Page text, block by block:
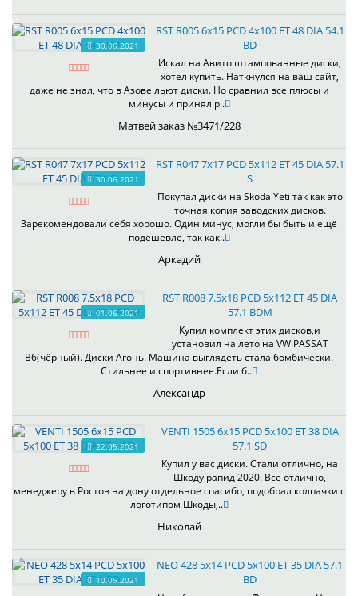
30.06.2021
RST R005 6x15 PCD 4x100 ET 48 DIA 54.1
BD
Искал на Авито штампованные диски,
хотел купить. Наткнулся на ваш сайт,
даже не знал, что в Азове льют диски. Но сравнил все плюсы и
минусы и принял р..
Матвей заказ №3471/228
30.06.2021
RST R047 7x17 PCD 5x112 ET 45 DIA 57.1
S
Покупал диски на Skoda Yeti так как это
точная копия заводских дисков.
Зарекомендовали себя хорошо. Один минус, могли бы быть и ещё
подешевле, так как..
Аркадий
01.06.2021
RST R008 7.5x18 PCD 5x112 ET 45 DIA
57.1 BDM
Купил комплект этих дисков,и
установил на лето на VW PASSAT
B6(чёрный). Диски Агонь. Машина выглядеть стала бомбически.
Стильнее и спортивнее.Если б..
Александр
22.05.2021
VENTI 1505 6x15 PCD 5x100 ET 38 DIA
57.1 SD
Купил у вас диски. Стали отлично, на
Шкоду рапид 2020. Все отлично,
менеджеру в Ростов на дону отдельное спасибо, подобрал колпачки с
логотипом Шкоды,..
Николай
10.05.2021
NEO 428 5x14 PCD 5x100 ET 35 DIA 57.1
BD